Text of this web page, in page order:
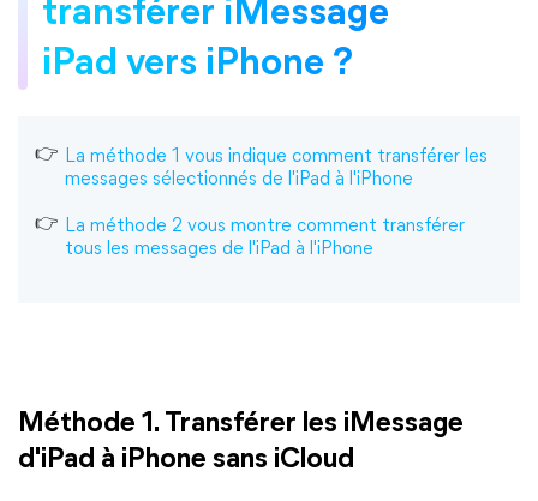
transférer iMessage
iPad vers iPhone ?
La méthode 1 vous indique comment transférer les
messages sélectionnés de l'iPad à l'iPhone
La méthode 2 vous montre comment transférer
tous les messages de l'iPad à l'iPhone
Méthode 1. Transférer les iMessage
d'iPad à iPhone sans iCloud